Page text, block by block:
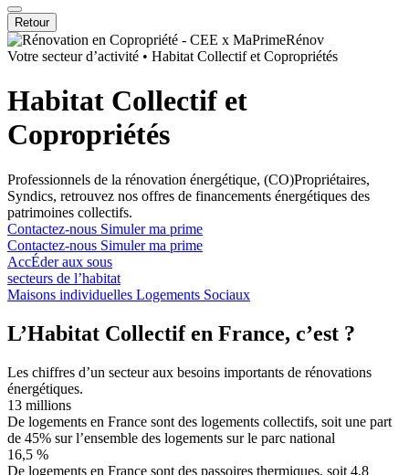
Retour
Votre secteur d’activité • Habitat Collectif et Copropriétés
Habitat Collectif et
Copropriétés
Professionnels de la rénovation énergétique, (CO)Propriétaires,
Syndics, retrouvez nos offres de financements énergétiques des
patrimoines collectifs.
Contactez-nous Simuler ma prime
Contactez-nous Simuler ma prime
AccÉder aux sous
secteurs de l’habitat
Maisons individuelles Logements Sociaux
L’Habitat Collectif en France, c’est ?
Les chiffres d’un secteur aux besoins importants de rénovations
énergétiques.
13 millions
De logements en France sont des logements collectifs, soit une part
de 45% sur l’ensemble des logements sur le parc national
16,5 %
De logements en France sont des passoires thermiques, soit 4,8